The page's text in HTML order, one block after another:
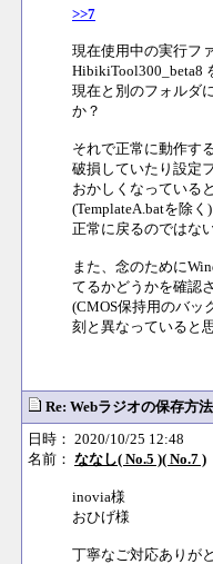
>>7
現在使用中の実行フ
HibikiTool300_beta8
現在と別のフォルダ
か？
それで正常に動作す
破損していたり設定
おかしくなっている
(TemplateA.batを除
正常に戻るのではな
また、念のために
てるかどうかを確認
(CMOS保持用のバッ
刻と異なっていると
Re: Webラジオの保存方
日時： 2020/10/25 12:48
名前： ななし( No.5 )( No.7 )
inovia様
おひげ様
丁寧なご対応ありが